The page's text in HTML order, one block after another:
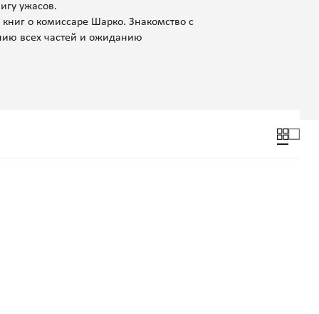
ужасов.
о комиссаре Шарко. Знакомство с
всех частей и ожиданию